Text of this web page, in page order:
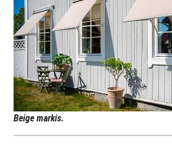
Beige markis.